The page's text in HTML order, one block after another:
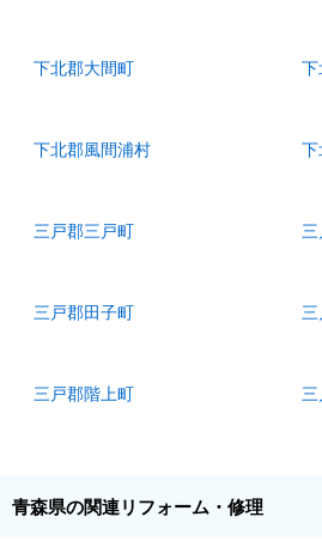
下北郡大間町
下北郡風間浦村
三戸郡三戸町
三戸郡田子町
三戸郡階上町
青森県の関連リフォーム・修理